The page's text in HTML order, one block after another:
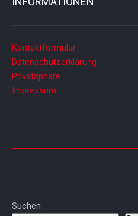
Kontaktformular
Datenschutzerklärung
Privatsphäre
Impressum
Suchen